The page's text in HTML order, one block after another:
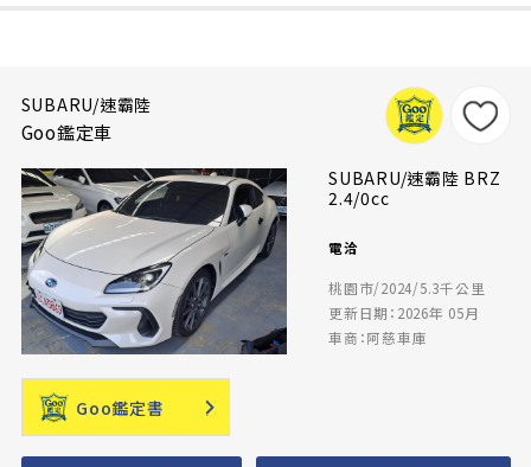
SUBARU/速霸陸
Goo鑑定車
SUBARU/速霸陸 BRZ
2.4/0cc
電洽
桃園市/2024/5.3千公里
更新日期：2026年 05月
車商：阿慈車庫
Goo鑑定書